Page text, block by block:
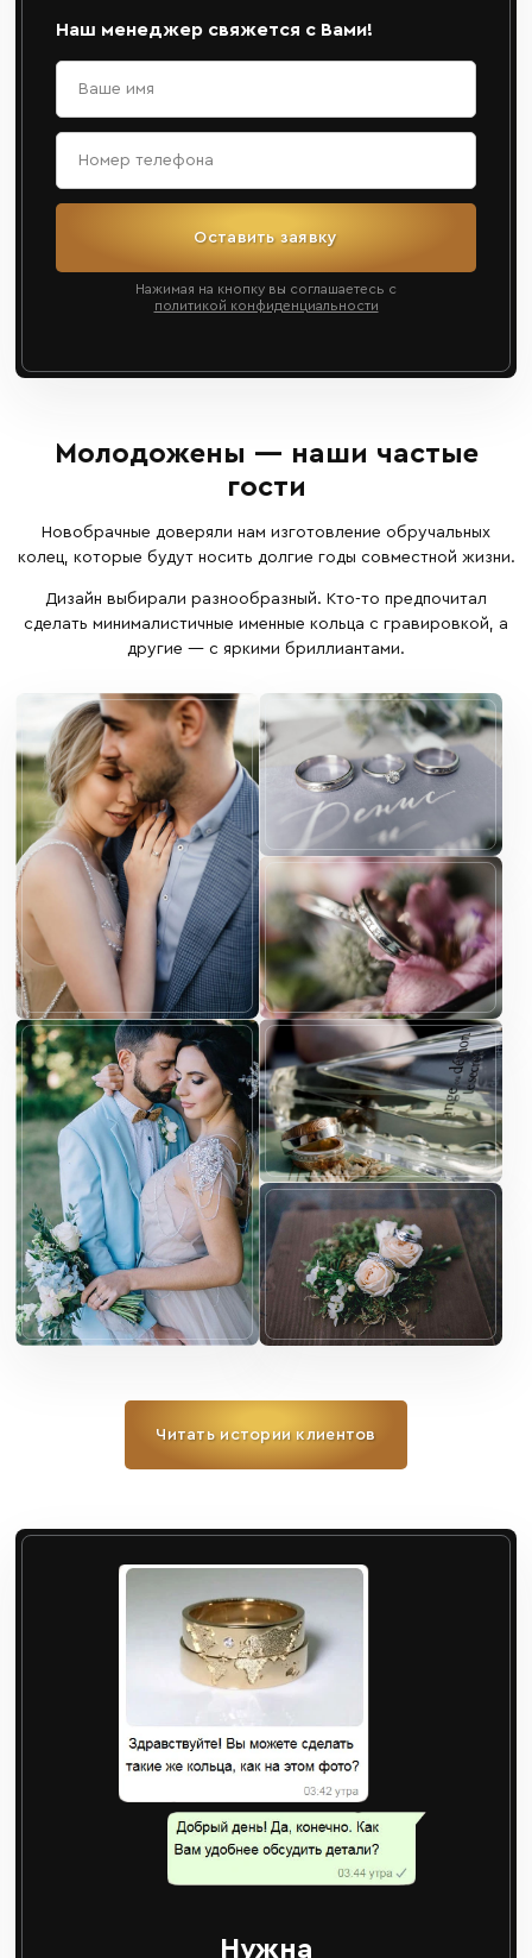
Наш менеджер свяжется с Вами!
Оставить заявку
Нажимая на кнопку вы соглашаетесь с
политикой конфиденциальности
Молодожены — наши частые
гости
Новобрачные доверяли нам изготовление обручальных
колец, которые будут носить долгие годы совместной жизни.
Дизайн выбирали разнообразный. Кто-то предпочитал
сделать минималистичные именные кольца с гравировкой, а
другие — с яркими бриллиантами.
Читать истории клиентов
Нужна